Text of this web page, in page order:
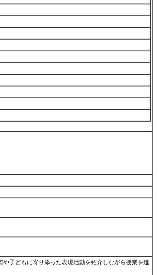
子どもに寄り添った表現活動を紹介しながら授業を進